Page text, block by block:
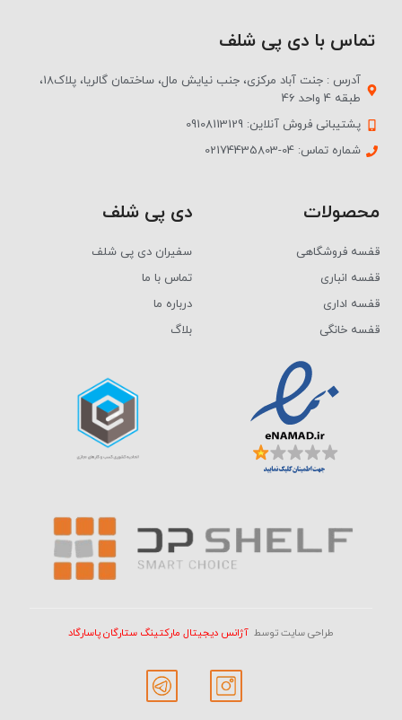
تماس با دی پی شلف
آدرس : جنت آباد مرکزی، جنب نیایش مال، ساختمان گالریا، پلاک18،
طبقه 4 واحد 46
پشتیبانی فروش آنلاین: 09108113129
شماره تماس: 04-02174435803
محصولات
قفسه فروشگاهی
قفسه انباری
قفسه اداری
قفسه خانگی
دی پی شلف
سفیران دی پی شلف
تماس با ما
درباره ما
بلاگ
طراحی سایت توسطآژانس دیجیتال مارکتینگ ستارگان پاسارگاد